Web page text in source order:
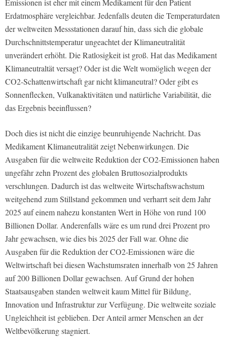
Emissionen ist eher mit einem Medikament für den Patient
Erdatmosphäre vergleichbar. Jedenfalls deuten die Temperaturdaten
der weltweiten Messstationen darauf hin, dass sich die globale
Durchschnittstemperatur ungeachtet der Klimaneutralität
unverändert erhöht. Die Ratlosigkeit ist groß. Hat das Medikament
Klimaneutraltät versagt? Oder ist die Welt womöglich wegen der
CO2-Schattenwirtschaft gar nicht klimaneutral? Oder gibt es
Sonnenflecken, Vulkanaktivitäten und natürliche Variabilität, die
das Ergebnis beeinflussen?
Doch dies ist nicht die einzige beunruhigende Nachricht. Das
Medikament Klimaneutralität zeigt Nebenwirkungen. Die
Ausgaben für die weltweite Reduktion der CO2-Emissionen haben
ungefähr zehn Prozent des globalen Bruttosozialprodukts
verschlungen. Dadurch ist das weltweite Wirtschaftswachstum
weitgehend zum Stillstand gekommen und verharrt seit dem Jahr
2025 auf einem nahezu konstanten Wert in Höhe von rund 100
Billionen Dollar. Anderenfalls wäre es um rund drei Prozent pro
Jahr gewachsen, wie dies bis 2025 der Fall war. Ohne die
Ausgaben für die Reduktion der CO2-Emissionen wäre die
Weltwirtschaft bei diesen Wachstumsraten innerhalb von 25 Jahren
auf 200 Billionen Dollar gewachsen. Auf Grund der hohen
Staatsausgaben standen weltweit kaum Mittel für Bildung,
Innovation und Infrastruktur zur Verfügung. Die weltweite soziale
Ungleichheit ist geblieben. Der Anteil armer Menschen an der
Weltbevölkerung stagniert.